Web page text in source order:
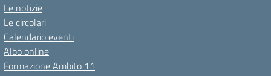
Le notizie
Le circolari
Calendario eventi
Albo online
Formazione Ambito 11